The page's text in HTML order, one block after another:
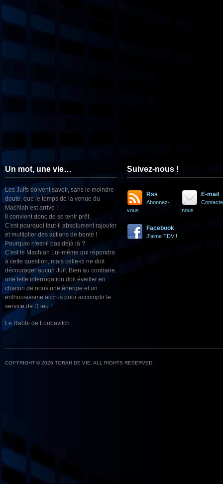
Un mot, une vie…
Les Juifs doivent savoir, sans le moindre
doute, que le temps de la venue du
Machiah est arrivé !
Il convient donc de se tenir prêt.
C'est pourquoi faut-il absolument rajouter
et multiplier des actions de bonté !
Pourquoi n'est-il pas déjà là ?
C'est le Machiah Lui-même qui répondra
à cette question, mais celle-ci ne doit
décourager aucun Juif. Bien au contraire,
une telle interrogation doit éveiller en
chacun de nous une énergie et un
enthousiasme accrus pour accomplir le
service de D.ieu !
Le Rabbi de Loubavitch.
Suivez-nous !
Rss
Abonnez-
vous
E-mail
nous
Facebook
J'aime TDV !
COPYRIGHT © 2026 TORAH DE VIE. ALL RIGHTS RESERVED.